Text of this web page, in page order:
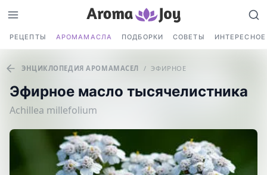
РЕЦЕПТЫ АРОМАМАСЛА ПОДБОРКИ СОВЕТЫ ИНТЕРЕСНОЕ
ЭНЦИКЛОПЕДИЯ АРОМАМАСЕЛ / ЭФИРНОЕ
Эфирное масло тысячелистника
Achillea millefolium